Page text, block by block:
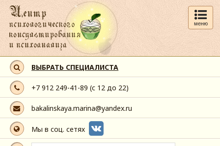
меню
ВЫБРАТЬ СПЕЦИАЛИСТА
+7 912 249-41-89 (с 12 до 22)
bakalinskaya.marina@yandex.ru
Мы в соц. сетях